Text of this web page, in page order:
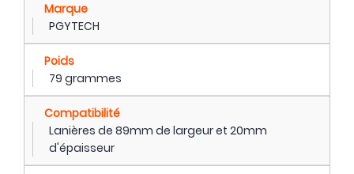
Marque
PGYTECH
Poids
79 grammes
Compatibilité
Lanières de 89mm de largeur et 20mm
d'épaisseur